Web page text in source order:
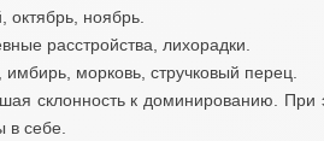
ноябрь.
расстройства, лихорадки.
имбирь, морковь, стручковый перец.
склонность к доминированию. При
в себе.